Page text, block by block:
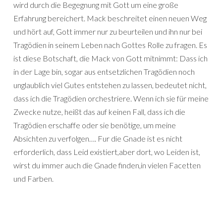
wird durch die Begegnung mit Gott um eine große
Erfahrung bereichert. Mack beschreitet einen neuen Weg
und hört auf, Gott immer nur zu beurteilen und ihn nur bei
Tragödien in seinem Leben nach Gottes Rolle zu fragen. Es
ist diese Botschaft, die Mack von Gott mitnimmt: Dass ich
in der Lage bin, sogar aus entsetzlichen Tragödien noch
unglaublich viel Gutes entstehen zu lassen, bedeutet nicht,
dass ich die Tragödien orchestriere. Wenn ich sie für meine
Zwecke nutze, heißt das auf keinen Fall, dass ich die
Tragödien erschaffe oder sie benötige, um meine
Absichten zu verfolgen…. Fur die Gnade ist es nicht
erforderlich, dass Leid existiert,aber dort, wo Leiden ist,
wirst du immer auch die Gnade finden,in vielen Facetten
und Farben.